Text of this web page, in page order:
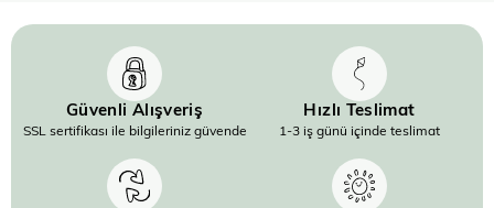
Güvenli Alışveriş
SSL sertifikası ile bilgileriniz güvende
Hızlı Teslimat
1-3 iş günü içinde teslimat